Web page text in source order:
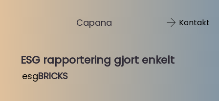
Capana Kontakt
ESG rapportering gjort enkelt
esgBRICKS